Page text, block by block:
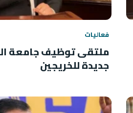
فعاليات
ملتقى توظيف جامعة
جديدة للخريجين